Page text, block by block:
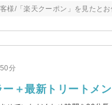
様/「楽天クーポン」を見たと
分
ー＋最新トリートメ